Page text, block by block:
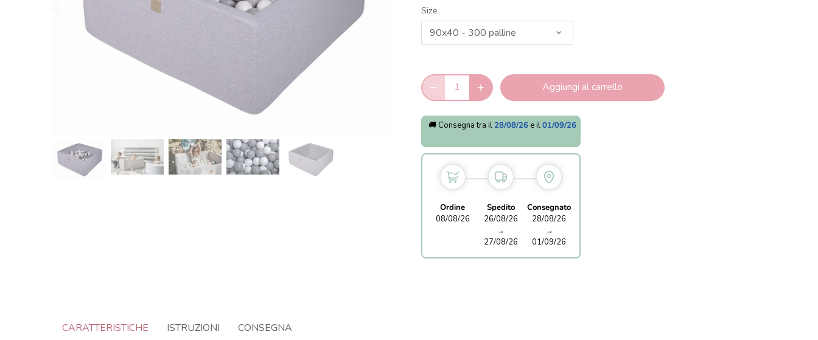
Size
90x40 - 300 palline
Aggiungi al carrello
🚚 Consegna tra il 28/08/26 e il01/09/26
Ordine
08/08/26
Spedito
26/08/26
→
27/08/26
Consegnato
28/08/26
→
01/09/26
CARATTERISTICHE ISTRUZIONI CONSEGNA